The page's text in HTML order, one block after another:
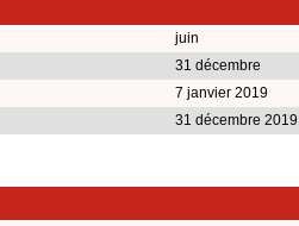
juin
31 décembre
7 janvier 2019
31 décembre 2019